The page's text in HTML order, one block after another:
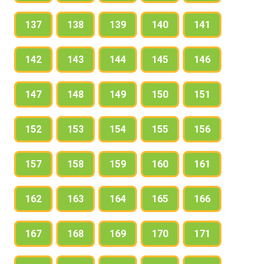
137 138 139 140 141
142 143 144 145 146
147 148 149 150 151
152 153 154 155 156
157 158 159 160 161
162 163 164 165 166
167 168 169 170 171